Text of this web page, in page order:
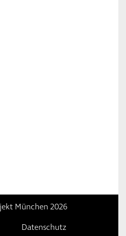
München 2026
Datenschutz